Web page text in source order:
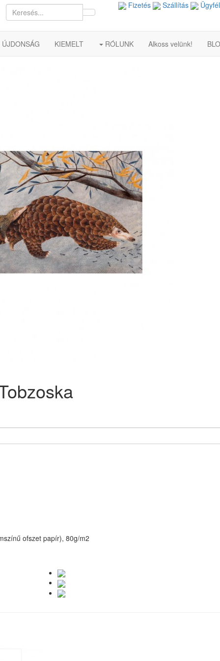
Fizetés Szállítás
ÚJDONSÁG KIEMELT RÓLUNK Alkoss velünk!
ofszet papír), 80g/m2